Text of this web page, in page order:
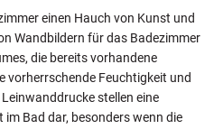
einen Hauch von Kunst und
Wandbildern für das Badezimmer
die bereits vorhandene
vorherrschende Feuchtigkeit und
stellen eine
Bad dar, besonders wenn die